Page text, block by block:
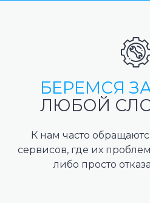
БЕРЕМСЯ
ЛЮБОЙ
К нам часто
сервисов, где их
либо просто